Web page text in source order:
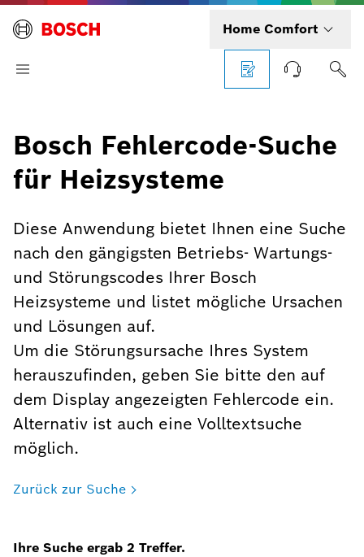
Home Comfort
Bosch Fehlercode-Suche
für Heizsysteme
Diese Anwendung bietet Ihnen eine Suche
nach den gängigsten Betriebs- Wartungs-
und Störungscodes Ihrer Bosch
Heizsysteme und listet mögliche Ursachen
und Lösungen auf.
Um die Störungsursache Ihres System
herauszufinden, geben Sie bitte den auf
dem Display angezeigten Fehlercode ein.
Alternativ ist auch eine Volltextsuche
möglich.
Zurück zur Suche
Ihre Suche ergab 2 Treffer.